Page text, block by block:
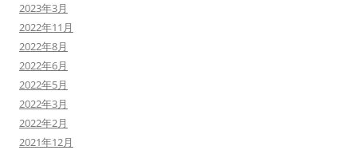
2023年3月
2022年11月
2022年8月
2022年6月
2022年5月
2022年3月
2022年2月
2021年12月